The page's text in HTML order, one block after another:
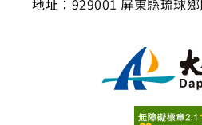
地址： 929001 屏東縣琉球